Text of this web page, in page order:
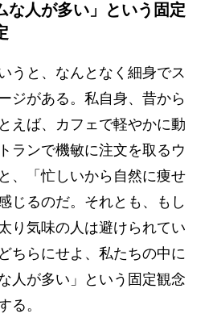
な人が多い」という固定
うと、なんとなく細身でス
ジがある。私自身、昔から
えば、カフェで軽やかに動
ランで機敏に注文を取るウ
、「忙しいから自然に痩せ
じるのだ。それとも、もし
り気味の人は避けられてい
ちらにせよ、私たちの中に
人が多い」という固定観念
る。